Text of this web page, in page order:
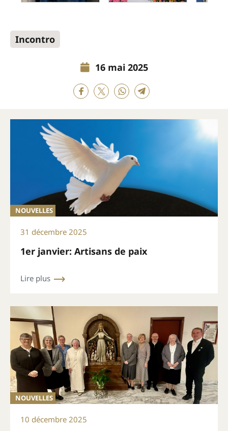
Incontro
16 mai 2025
NOUVELLES
31 décembre 2025
1er janvier: Artisans de paix
Lire plus
NOUVELLES
10 décembre 2025